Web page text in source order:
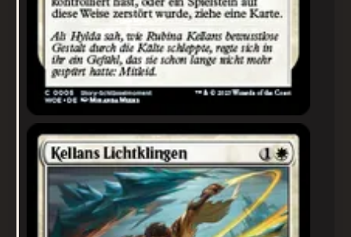
Kellans Lichtklingen